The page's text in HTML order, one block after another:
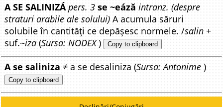
A SE SALINIZÁpers. 3se ~eáză intranz. (despre
straturi arabile ale solului)A acumula săruri
solubile în cantități ce depășesc normele. /salin +
suf.~iza (Sursa: NODEX) Copy to clipboard
A se saliniza ≠ a se desaliniza (Sursa: Antonime )
Copy to clipboard